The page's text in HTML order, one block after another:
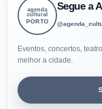
agenda
cultural
PORTO
Segue a
Eventos, concertos,
melhor a cidade.